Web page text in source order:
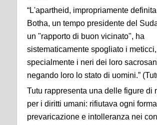
“L'apartheid, impropriamente definita
Botha, un tempo presidente del
un "rapporto di buon vicinato", ha
sistematicamente spogliato i
specialmente i neri dei loro
negando loro lo stato di uomini.”
Tutu rappresenta una delle figure di
per i diritti umani: rifiutava ogni
prevaricazione e intolleranza nei